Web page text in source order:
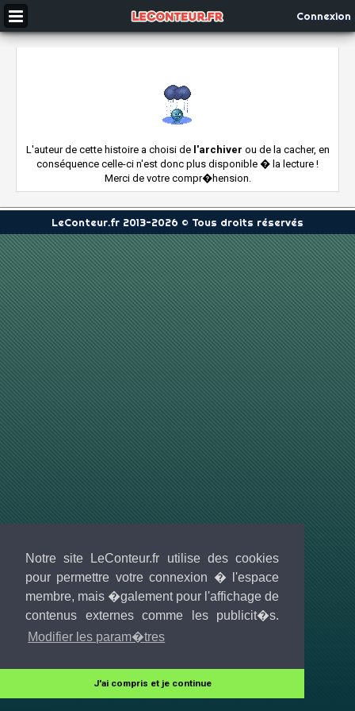
Notre site LeConteur.fr utilise des cookies
pour permettre votre connexion � l'espace
membre, mais �galement pour l'affichage de
contenus externes comme les publicit�s.
Modifier les param�tres
J'ai compris et je continue
Connexion
L'auteur de cette histoire a choisi de l'archiver ou de la cacher, en
conséquence celle-ci n'est donc plus disponible � la lecture !
Merci de votre compr�hension.
LeConteur.fr 2013-2026 © Tous droits réservés